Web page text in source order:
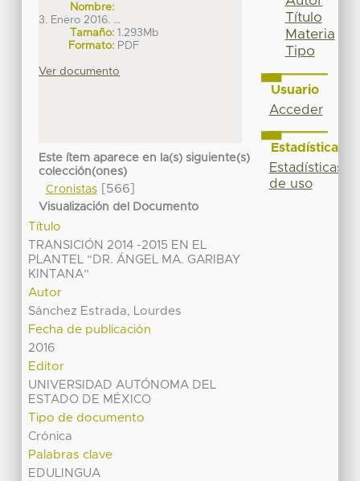
Nombre:
3. Enero 2016. ...
Tamaño: 1.293Mb
Formato: PDF
Ver documento
Este ítem aparece en la(s) siguiente(s)
colección(ones)
Cronistas[566]
Visualización del Documento
Título
TRANSICIÓN 2014 -2015 EN EL
PLANTEL “DR. ÁNGEL MA. GARIBAY
KINTANA”
Autor
Sánchez Estrada, Lourdes
Fecha de publicación
2016
Editor
UNIVERSIDAD AUTÓNOMA DEL
ESTADO DE MÉXICO
Tipo de documento
Crónica
Palabras clave
EDULINGUA
Título
Materia
Tipo
Usuario
Acceder
Estadísticas
Estadísticas
de uso